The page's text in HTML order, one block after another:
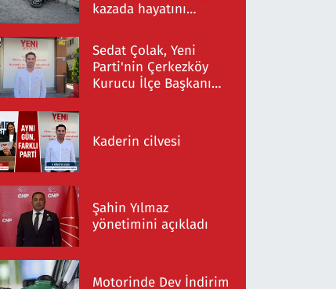
kazada hayatını
Sedat Çolak, Yeni
Parti'nin Çerkezköy
Kurucu İlçe Başkanı
Kaderin cilvesi
Şahin Yılmaz
yönetimini açıkladı
Motorinde Dev İndirim